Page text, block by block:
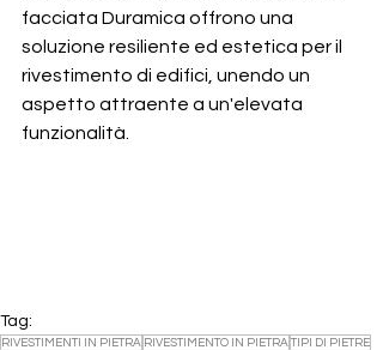
facciata Duramica offrono una
soluzione resiliente ed estetica per il
rivestimento di edifici, unendo un
aspetto attraente a un'elevata
funzionalità.
Tag:
RIVESTIMENTI IN PIETRA RIVESTIMENTO IN PIETRA TIPI DI PIETRE